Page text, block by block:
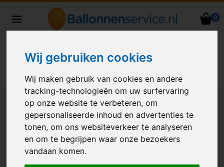
Wij gebruiken cookies
Wij maken gebruik van cookies en andere
tracking-technologieën om uw surfervaring
op onze website te verbeteren, om
gepersonaliseerde inhoud en advertenties te
tonen, om ons websiteverkeer te analyseren
en om te begrijpen waar onze bezoekers
vandaan komen.
0
Nederland